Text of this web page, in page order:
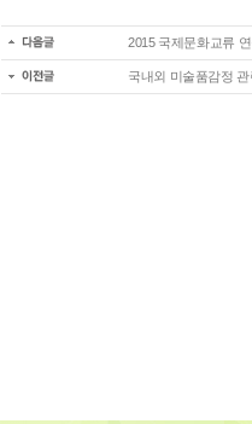
2015 국제문화교류
국내외 미술품감정